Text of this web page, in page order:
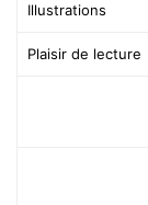
Illustrations
Plaisir de lecture